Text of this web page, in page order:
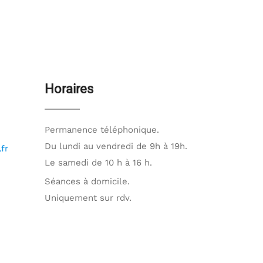
Horaires
Permanence téléphonique.
Du lundi au vendredi de 9h à 19h.
Le samedi de 10 h à 16 h.
Séances à domicile.
Uniquement sur rdv.